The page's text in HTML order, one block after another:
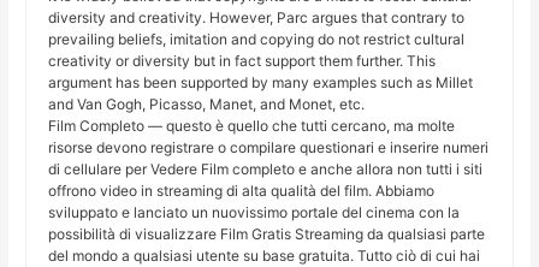
diversity and creativity. However, Parc argues that contrary to
prevailing beliefs, imitation and copying do not restrict cultural
creativity or diversity but in fact support them further. This
argument has been supported by many examples such as Millet
and Van Gogh, Picasso, Manet, and Monet, etc.
Film Completo — questo è quello che tutti cercano, ma molte
risorse devono registrare o compilare questionari e inserire numeri
di cellulare per Vedere Film completo e anche allora non tutti i siti
offrono video in streaming di alta qualità del film. Abbiamo
sviluppato e lanciato un nuovissimo portale del cinema con la
possibilità di visualizzare Film Gratis Streaming da qualsiasi parte
del mondo a qualsiasi utente su base gratuita. Tutto ciò di cui hai